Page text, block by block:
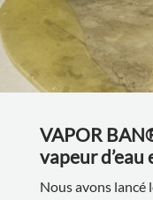
VAPOR
vapeur d’eau
Nous avons